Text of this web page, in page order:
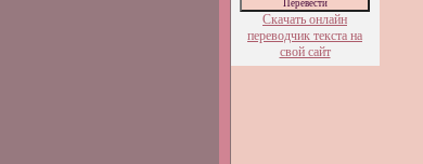
Скачать онлайн
переводчик текста на
свой сайт